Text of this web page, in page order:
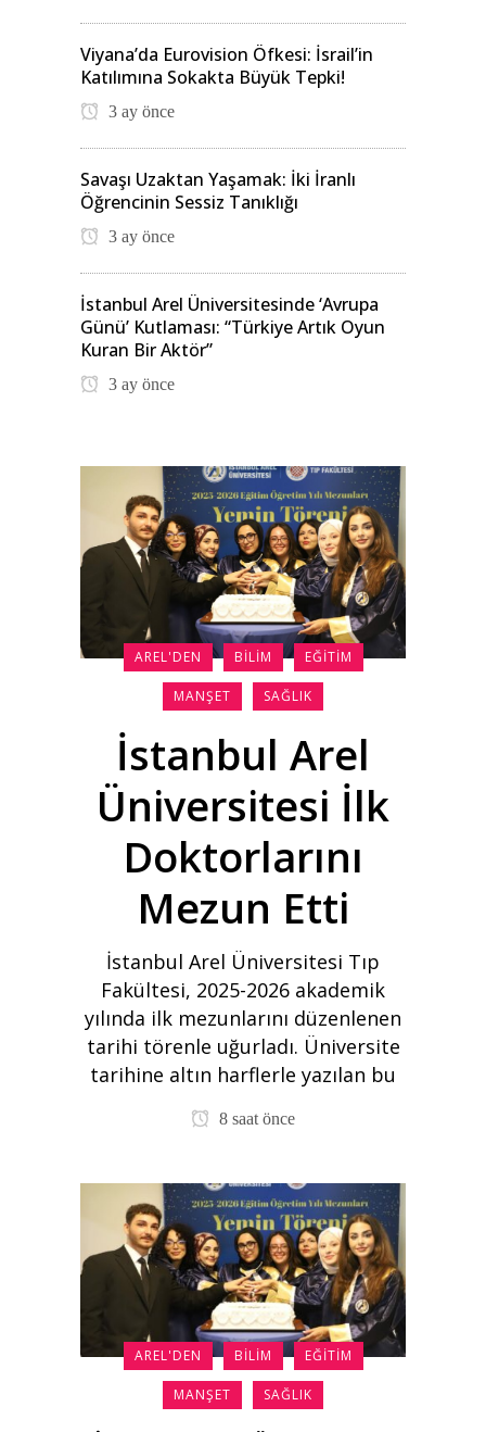
Viyana’da Eurovision Öfkesi: İsrail’in
Katılımına Sokakta Büyük Tepki!
3 ay önce
Savaşı Uzaktan Yaşamak: İki İranlı
Öğrencinin Sessiz Tanıklığı
3 ay önce
İstanbul Arel Üniversitesinde ‘Avrupa
Günü’ Kutlaması: “Türkiye Artık Oyun
Kuran Bir Aktör”
3 ay önce
AREL'DEN BILIM EĞITIM
MANŞET SAĞLIK
İstanbul Arel
Üniversitesi İlk
Doktorlarını
Mezun Etti
İstanbul Arel Üniversitesi Tıp
Fakültesi, 2025-2026 akademik
yılında ilk mezunlarını düzenlenen
tarihi törenle uğurladı. Üniversite
tarihine altın harflerle yazılan bu
8 saat önce
AREL'DEN BILIM EĞITIM
MANŞET SAĞLIK